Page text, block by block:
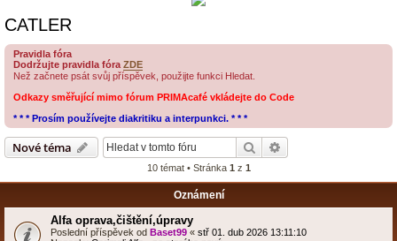
a
CATLER
Pravidla fóra
Dodržujte pravidla fóra ZDE
Než začnete psát svůj příspěvek, použijte funkci Hledat.
Odkazy směřující mimo fórum PRIMAcafé vkládejte do Code
* * * Prosím používejte diakritiku a interpunkci. * * *
Nové téma Hledat
10 témat • Stránka 1 z 1
Oznámení
Alfa oprava,čištění,úpravy
Poslední příspěvek od Baset99 « stř 01. dub 2026 13:11:10